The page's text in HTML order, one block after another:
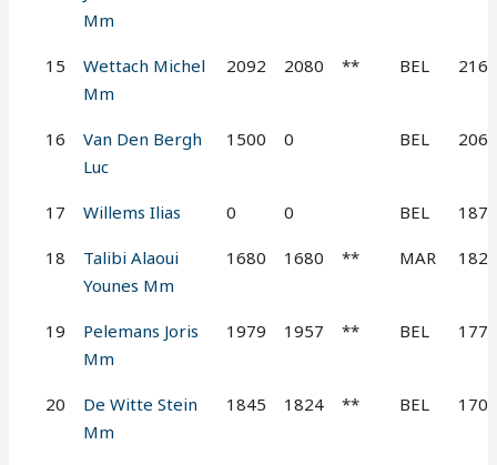
Mm
15
Wettach Michel
Mm
2092 2080 ** BEL 216
16
Van Den Bergh
Luc
1500 0 BEL 206
17 Willems Ilias 0 0 BEL 187
18
Talibi Alaoui
Younes Mm
1680 1680 ** MAR 182
19
Pelemans Joris
Mm
1979 1957 ** BEL 177
20
De Witte Stein
Mm
1845 1824 ** BEL 170